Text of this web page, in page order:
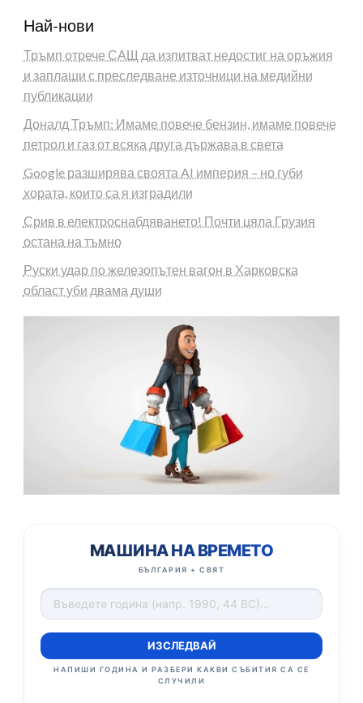
Най-нови
Тръмп отрече САЩ да изпитват недостиг на оръжия
и заплаши с преследване източници на медийни
публикации
Доналд Тръмп: Имаме повече бензин, имаме повече
петрол и газ от всяка друга държава в света
Google разширява своята AI империя – но губи
хората, които са я изградили
Срив в електроснабдяването! Почти цяла Грузия
остана на тъмно
Руски удар по железопътен вагон в Харковска
област уби двама души
МАШИНА НА ВРЕМЕТО
БЪЛГАРИЯ + СВЯТ
ИЗСЛЕДВАЙ
НАПИШИ ГОДИНА И РАЗБЕРИ КАКВИ СЪБИТИЯ СА СЕ
СЛУЧИЛИ